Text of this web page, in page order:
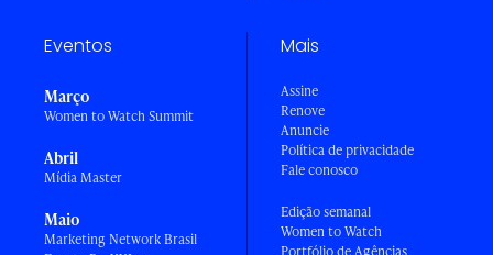
Eventos
Março
Women to Watch Summit
Abril
Mídia Master
Maio
Marketing Network Brasil
Mais
Assine
Renove
Anuncie
Política de privacidade
Fale conosco
Edição semanal
Women to Watch